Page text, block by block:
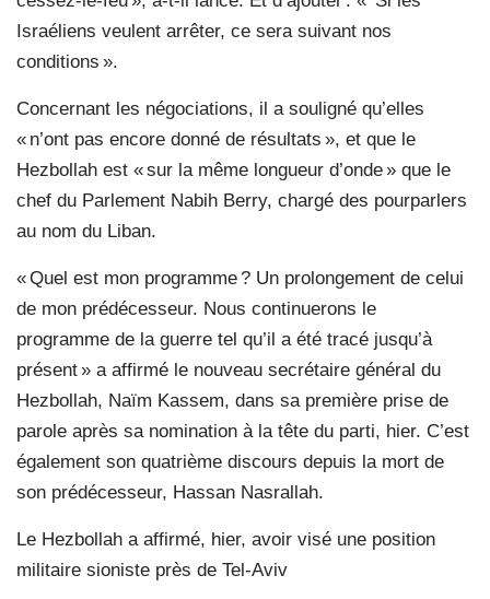
Israéliens veulent arrêter, ce sera suivant nos
conditions ».
Concernant les négociations, il a souligné qu’elles
« n’ont pas encore donné de résultats », et que le
Hezbollah est « sur la même longueur d’onde » que le
chef du Parlement Nabih Berry, chargé des pourparlers
au nom du Liban.
« Quel est mon programme ? Un prolongement de celui
de mon prédécesseur. Nous continuerons le
programme de la guerre tel qu’il a été tracé jusqu’à
présent » a affirmé le nouveau secrétaire général du
Hezbollah, Naïm Kassem, dans sa première prise de
parole après sa nomination à la tête du parti, hier. C’est
également son quatrième discours depuis la mort de
son prédécesseur, Hassan Nasrallah.
Le Hezbollah a affirmé, hier, avoir visé une position
militaire sioniste près de Tel-Aviv